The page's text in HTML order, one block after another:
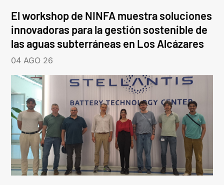
El workshop de NINFA muestra soluciones
innovadoras para la gestión sostenible de
las aguas subterráneas en Los Alcázares
04 AGO 26